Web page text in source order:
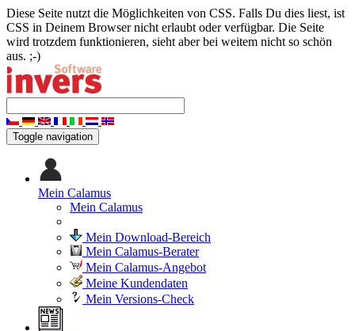
Diese Seite nutzt die Möglichkeiten von CSS. Falls Du dies liest, ist
CSS in Deinem Browser nicht erlaubt oder verfügbar. Die Seite
wird trotzdem funktionieren, sieht aber bei weitem nicht so schön
aus. ;-)
Toggle navigation
Mein Calamus
Mein Calamus
Mein Download-Bereich
Mein Calamus-Berater
Mein Calamus-Angebot
Meine Kundendaten
Mein Versions-Check